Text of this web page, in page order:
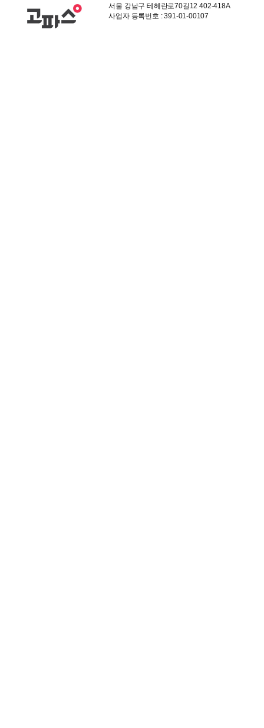
서울 강남구 테헤란로70길12 402-418A
사업자 등록번호 : 391-01-00107